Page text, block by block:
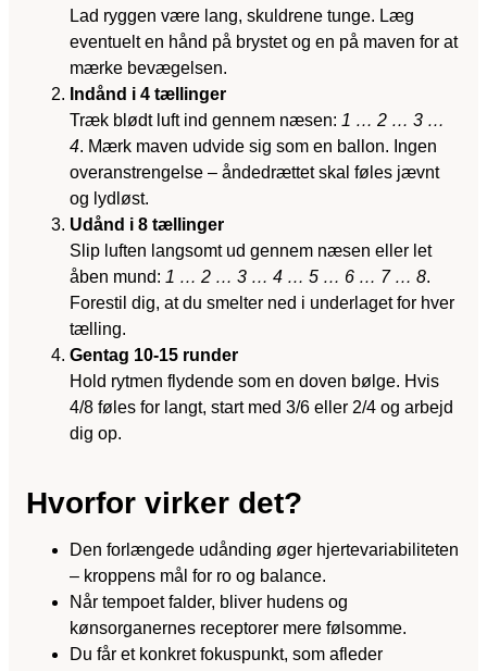
Lad ryggen være lang, skuldrene tunge. Læg
eventuelt en hånd på brystet og en på maven for at
mærke bevægelsen.
Indånd i 4 tællinger
Træk blødt luft ind gennem næsen: 1 … 2 … 3 …
4. Mærk maven udvide sig som en ballon. Ingen
overanstrengelse – åndedrættet skal føles jævnt
og lydløst.
Udånd i 8 tællinger
Slip luften langsomt ud gennem næsen eller let
åben mund: 1 … 2 … 3 … 4 … 5 … 6 … 7 … 8.
Forestil dig, at du smelter ned i underlaget for hver
tælling.
Gentag 10-15 runder
Hold rytmen flydende som en doven bølge. Hvis
4/8 føles for langt, start med 3/6 eller 2/4 og arbejd
dig op.
Hvorfor virker det?
Den forlængede udånding øger hjertevariabiliteten
– kroppens mål for ro og balance.
Når tempoet falder, bliver hudens og
kønsorganernes receptorer mere følsomme.
Du får et konkret fokuspunkt, som afleder